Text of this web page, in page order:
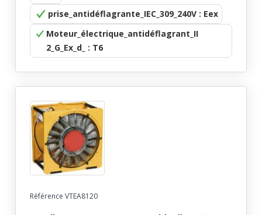
prise_antidéflagrante_IEC_309_240V : Eex
Moteur_électrique_antidéflagrant_II
2_G_Ex_d_ : T6
Référence VTEA8120